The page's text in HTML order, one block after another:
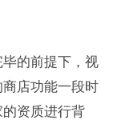
的前提下，视
店功能一段时
资质进行背